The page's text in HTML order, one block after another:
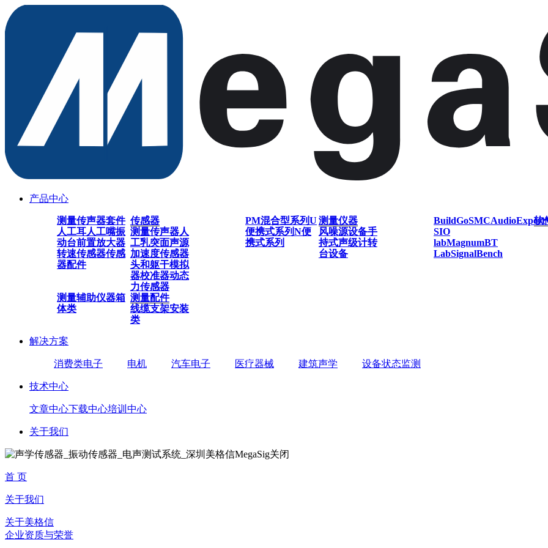
产品中心
传感器
测量传声器套件
人工耳人工嘴振
动台前置放大器
转速传感器传感
器配件
测量传声器人
工乳突面声源
加速度传感器
头和躯干模拟
器校准器动态
力传感器
测量仪器
PM混合型系列U
便携式系列N便
携式系列
风噪源设备手
持式声级计转
台设备
软
BuildGoSMCAudioExpert
SIO
labMagnumBT
LabSignalBench
测量配件
测量辅助仪器箱
体类
线缆支架安装
类
解决方案
消费类电子 电机 汽车电子 医疗器械 建筑声学 设备状态监测
技术中心
文章中心下载中心培训中心
关于我们
关闭
首 页
关于我们
关于美格信
企业资质与荣誉